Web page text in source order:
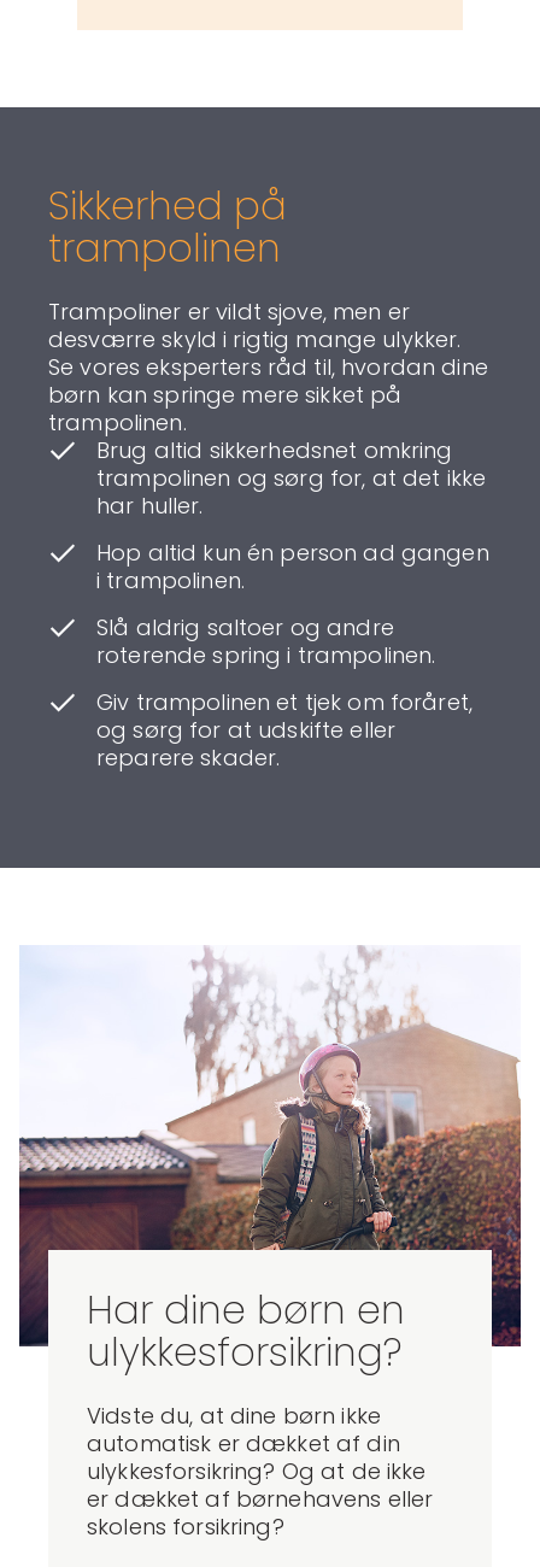
Sikkerhed på
trampolinen
Trampoliner er vildt sjove, men er
desværre skyld i rigtig mange ulykker.
Se vores eksperters råd til, hvordan dine
børn kan springe mere sikket på
trampolinen.
Brug altid sikkerhedsnet omkring
trampolinen og sørg for, at det ikke
har huller.
Hop altid kun én person ad gangen
i trampolinen.
Slå aldrig saltoer og andre
roterende spring i trampolinen.
Giv trampolinen et tjek om foråret,
og sørg for at udskifte eller
reparere skader.
Har dine børn en
ulykkesforsikring?
Vidste du, at dine børn ikke
automatisk er dækket af din
ulykkesforsikring? Og at de ikke
er dækket af børnehavens eller
skolens forsikring?